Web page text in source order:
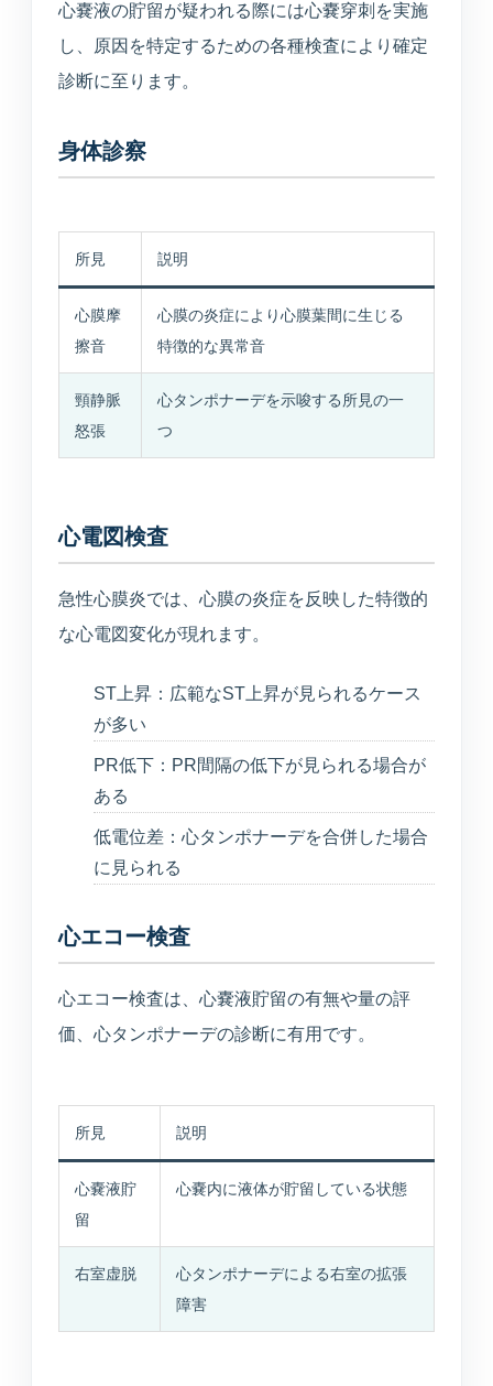
心嚢液の貯留が疑われる際には心嚢穿刺を実施
し、原因を特定するための各種検査により確定
診断に至ります。
身体診察
所見 説明
心膜摩
擦音
心膜の炎症により心膜葉間に生じる
特徴的な異常音
頸静脈
怒張
心タンポナーデを示唆する所見の一
つ
心電図検査
急性心膜炎では、心膜の炎症を反映した特徴的
な心電図変化が現れます。
ST上昇：広範なST上昇が見られるケース
が多い
PR低下：PR間隔の低下が見られる場合が
ある
低電位差：心タンポナーデを合併した場合
に見られる
心エコー検査
心エコー検査は、心嚢液貯留の有無や量の評
価、心タンポナーデの診断に有用です。
所見 説明
心嚢液貯
留
心嚢内に液体が貯留している状態
右室虚脱
心タンポナーデによる右室の拡張
障害